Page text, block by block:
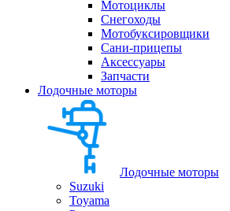
Мотоциклы
Снегоходы
Мотобуксировщики
Сани-прицепы
Аксессуары
Запчасти
Лодочные моторы
Лодочные моторы
Suzuki
Toyama